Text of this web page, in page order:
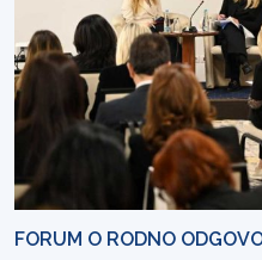
FORUM O RODNO